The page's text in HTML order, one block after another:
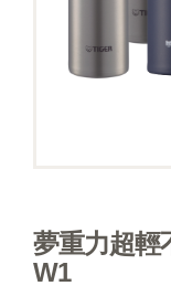
夢重力超輕
W1